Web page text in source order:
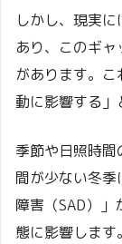
しかし、現実
あり、このギ
があります。
動に影響する」
季節や日照時
間が少ない冬
障害（SAD）
態に影響します。